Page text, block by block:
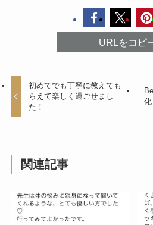
URLをコピ
初めてでも丁寧に教えても
らえて楽しく過ごせまし
た！
化
関連記事